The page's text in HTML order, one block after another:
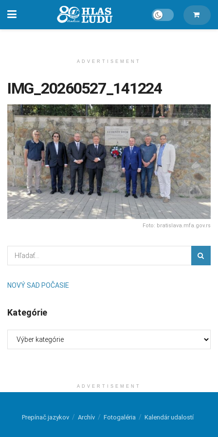
ADVERTISEMENT
IMG_20260527_141224
Foto: bratislava.mfa.gov.rs
NOVÝ SAD POČASIE
Kategórie
ADVERTISEMENT
Prepínač jazykov Archív Fotogaléria Kalendár udalostí